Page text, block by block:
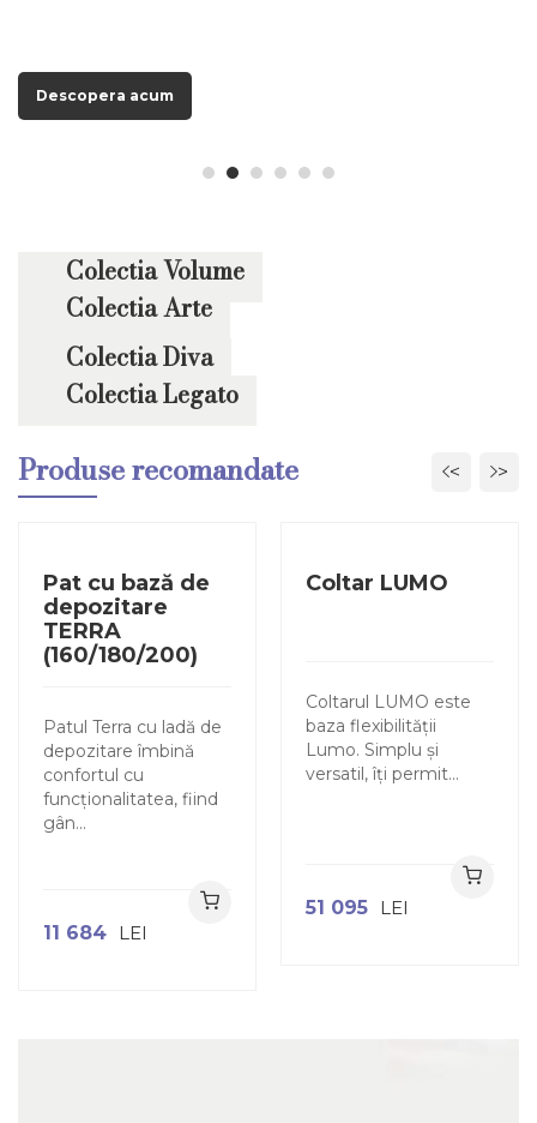
Descopera acum
Descopera acum
Descopera acum
Descopera acum
Descopera acum
Descopera acum
Colectia Volume
Colectia Arte
Colectia Diva
Colectia Legato
Produse recomandate <
Pat cu bază de
depozitare
TERRA
(160/180/200)
Patul Terra cu ladă de
depozitare îmbină
confortul cu
funcționalitatea, fiind
gân...
11 684 LEI
Coltar LUMO
Coltarul LUMO este
baza flexibilității
Lumo. Simplu și
versatil, îți permit...
51 095 LEI
>